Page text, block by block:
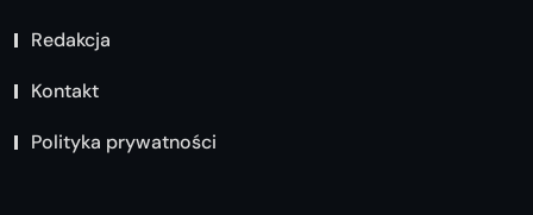
Redakcja
Kontakt
Polityka prywatności